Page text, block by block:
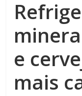
e
mais